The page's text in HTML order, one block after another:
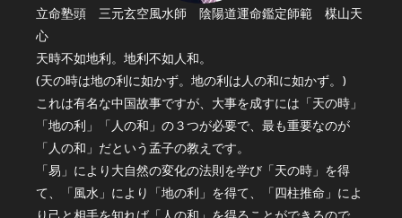
立命塾頭 三元玄空風水師 陰陽道運命鑑定師範 楳山天
心
天時不如地利。地利不如人和。
(天の時は地の利に如かず。地の利は人の和に如かず。)
これは有名な中国故事ですが、大事を成すには「天の時」
「地の利」「人の和」の３つが必要で、最も重要なのが
「人の和」だという孟子の教えです。
「易」により大自然の変化の法則を学び「天の時」を得
て、「風水」により「地の利」を得て、「四柱推命」によ